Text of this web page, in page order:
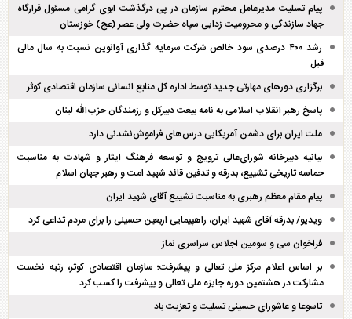
پیام تسلیت مدیرعامل محترم سازمان در پی درگذشت ابوی گرامی مسئول قرارگاه
جهاد سازندگی و محرومیت زدایی سپاه حضرت ولی عصر (عج) خوزستان
رشد ۴۰۰ درصدی سود خالص شرکت سرمایه گذاری آوانوین نسبت به سال مالی
قبل
برگزاری دور‌های مهارتی جدید توسط اداره کل منابع انسانی سازمان اقتصادی کوثر
پاسخ رهبر انقلاب اسلامی به نامه بیعت دبیرکل و رزمندگان حزب‌الله لبنان
ملت ایران برای دشمن آمریکایی درس‌های فراموش‌نشدنی دارد
بیانیه دبیرخانه شورای‌عالی ترویج و توسعه فرهنگ ایثار و شهادت به مناسبت
حماسه تاریخی تشییع، بدرقه و تدفین قائد شهید امت و رهبر جهان اسلام
پیام مقام معظم رهبری به مناسبت تشییع آقای شهید ایران
ویدیو/ بدرقه آقای شهید ایران، راهپیمایی اربعین حسینی را برای مردم تداعی کرد
فراخوان سی و سومین اجلاس سراسری نماز
بر اساس اعلام مرکز ملی تعالی و پیشرفت؛ سازمان اقتصادی کوثر، رتبه نخست
مشارکت در هشتمین دوره جایزه ملی تعالی و پیشرفت را کسب کرد
تاسوعا و عاشورای حسینی تسلیت و تعزیت باد